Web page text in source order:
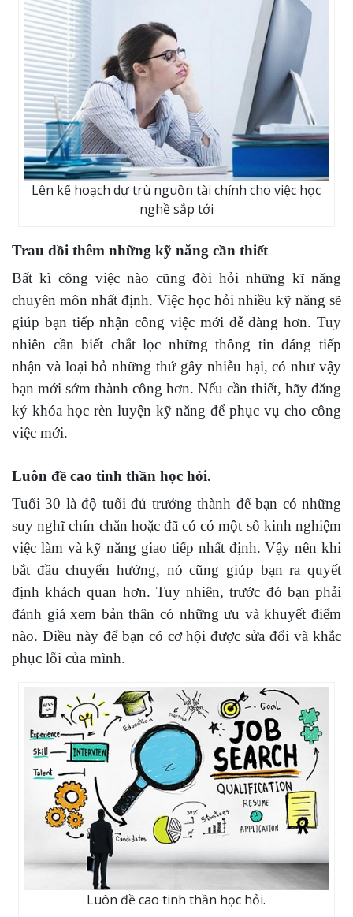
Lên kế hoạch dự trù nguồn tài chính cho việc học
nghề sắp tới
Trau dồi thêm những kỹ năng cần thiết
Bất kì công việc nào cũng đòi hỏi những kĩ năng
chuyên môn nhất định. Việc học hỏi nhiều kỹ năng sẽ
giúp bạn tiếp nhận công việc mới dễ dàng hơn. Tuy
nhiên cần biết chắt lọc những thông tin đáng tiếp
nhận và loại bỏ những thứ gây nhiễu hại, có như vậy
bạn mới sớm thành công hơn. Nếu cần thiết, hãy đăng
ký khóa học rèn luyện kỹ năng để phục vụ cho công
việc mới.
Luôn đề cao tinh thần học hỏi.
Tuổi 30 là độ tuổi đủ trưởng thành để bạn có những
suy nghĩ chín chắn hoặc đã có có một số kinh nghiệm
việc làm và kỹ năng giao tiếp nhất định. Vậy nên khi
bắt đầu chuyển hướng, nó cũng giúp bạn ra quyết
định khách quan hơn. Tuy nhiên, trước đó bạn phải
đánh giá xem bản thân có những ưu và khuyết điểm
nào. Điều này để bạn có cơ hội được sửa đổi và khắc
phục lỗi của mình.
Luôn đề cao tinh thần học hỏi.